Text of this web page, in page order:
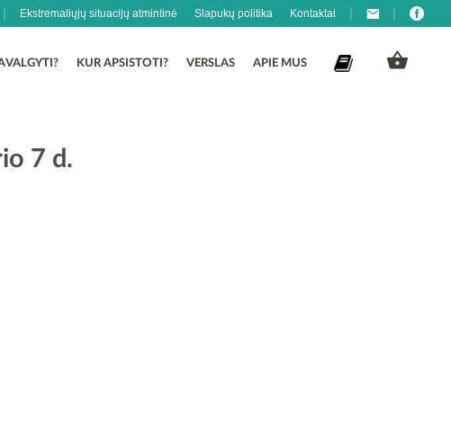
Ekstremaliųjų situacijų atmintinė Slapukų politika Kontaktai
KUR APSISTOTI? VERSLAS APIE MUS
7 d.